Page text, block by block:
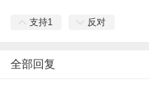
支持1 反对
全部回复